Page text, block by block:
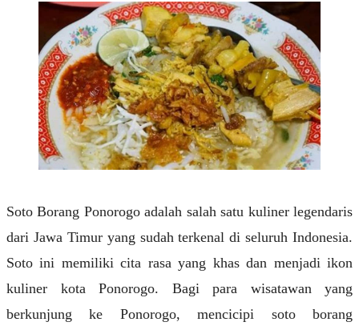
Soto Borang Ponorogo adalah salah satu kuliner legendaris
dari Jawa Timur yang sudah terkenal di seluruh Indonesia.
Soto ini memiliki cita rasa yang khas dan menjadi ikon
kuliner kota Ponorogo. Bagi para wisatawan yang
berkunjung ke Ponorogo, mencicipi soto borang